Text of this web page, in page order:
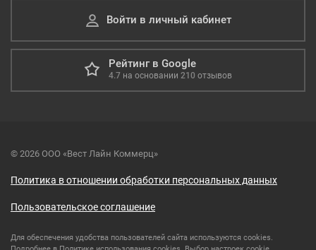
Войти в личный кабинет
Рейтинг в Google
4.7 на основании 210 отзывов
© 2026 ООО «Вест Лайн Коммерц»
Политика в отношении обработки персональных данных
Пользовательское соглашение
Для обеспечения удобства пользователей сайта используются cookies.